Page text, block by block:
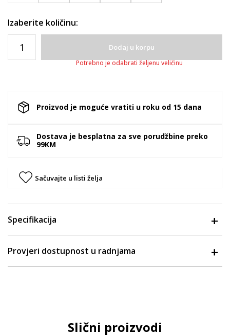
Izaberite količinu:
Dodaj u korpu
Potrebno je odabrati željenu veličinu
Proizvod je moguće vratiti u roku od 15 dana
Dostava je besplatna za sve porudžbine preko
99KM
Sačuvajte u listi želja
Specifikacija
Provjeri dostupnost u radnjama
Slični proizvodi